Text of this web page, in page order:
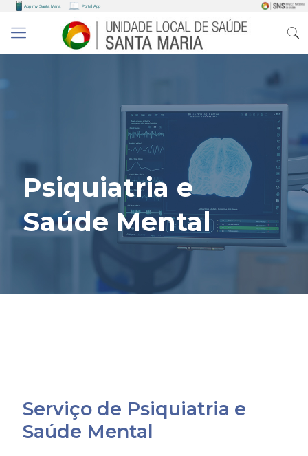
Psiquiatria e
Saúde Mental
Serviço de Psiquiatria e
Saúde Mental